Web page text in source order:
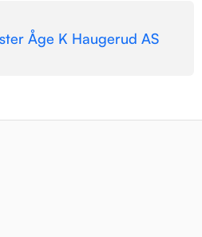
Åge K Haugerud AS